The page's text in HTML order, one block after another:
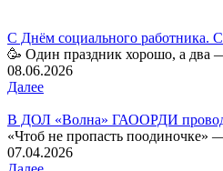
С Днём социального работника.
🥳 Один праздник хорошо, а два
08.06.2026
Далее
В ДОЛ «Волна» ГАООРДИ
«Чтоб не пропасть поодиночке»
07.04.2026